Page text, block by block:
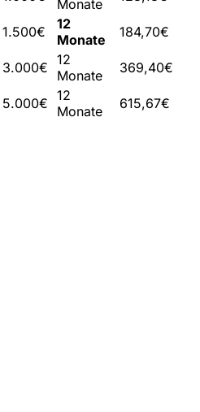
Monate
1.500€
12
Monate
184,70€
3.000€ 12
Monate
369,40€
5.000€ 12
Monate
615,67€